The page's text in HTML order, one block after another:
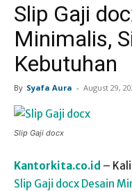
Slip Gaji
Minimalis,
Kebutuhan
By Syafa Aura - August 29,
Slip Gaji docx
Kantorkita.co.id –
Slip Gaji docx Desain